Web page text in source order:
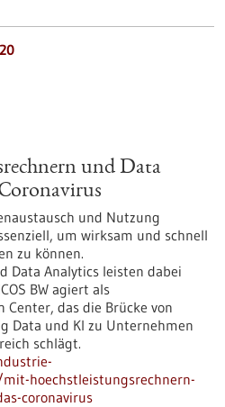
und Data
und Nutzung
um wirksam und schnell
zu können.
Data Analytics leisten dabei
BW agiert als
Center, das die Brücke von
Data und KI zu Unternehmen
schlägt.
hoechstleistungsrechnern-
coronavirus